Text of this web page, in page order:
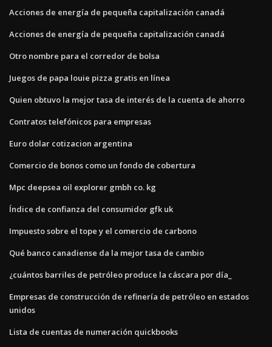
Acciones de energía de pequeña capitalización canadá
Acciones de energía de pequeña capitalización canadá
Otro nombre para el corredor de bolsa
Juegos de papa louie pizza gratis en línea
Quien obtuvo la mejor tasa de interés de la cuenta de ahorro
Contratos telefónicos para empresas
Euro dolar cotizacion argentina
Comercio de bonos como un fondo de cobertura
Mpc deepsea oil explorer gmbh co. kg
Índice de confianza del consumidor gfk uk
Impuesto sobre el tope y el comercio de carbono
Qué banco canadiense da la mejor tasa de cambio
¿cuántos barriles de petróleo produce la cáscara por día_
Empresas de construcción de refinería de petróleo en estados
unidos
Lista de cuentas de numeración quickbooks